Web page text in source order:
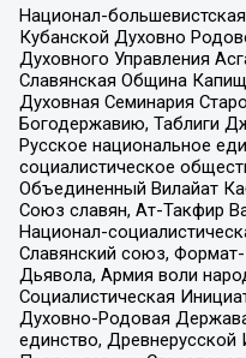
Национал-
Кубанской Духовно
Духовного Управления
Славянская Община
Духовная Семинария
Богодержавию, Таблиги
Русское национальное
социалистическое
Объединенный Вилайат
Союз славян, Ат-Такфир
Национал-
Славянский союз,
Дьявола, Армия воли
Социалистическая
Духовно-Родовая
единство, Древнерусской